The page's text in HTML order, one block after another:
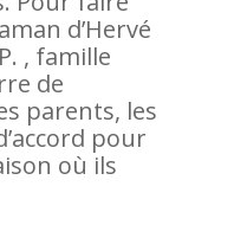
d’Hervé
, famille
de
parents, les
pour
où ils